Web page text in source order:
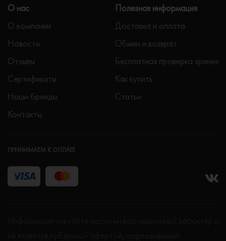
О нас
О компании
Новости
Отзывы
Сертификаты
Наши бренды
Контакты
Полезная информация
Доставка и оплата
Обмен и возврат
Бесплатная проверка зрения
Как купить
Статьи
ПРИНИМАЕМ К ОПЛАТЕ